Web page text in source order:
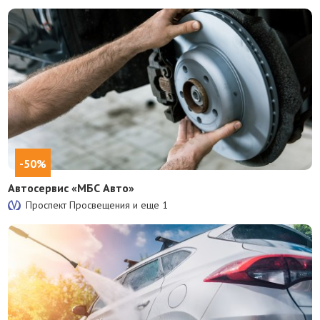
-50%
Автосервис «МБС Авто»
Проспект Просвещения и еще 1